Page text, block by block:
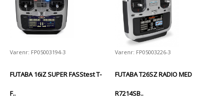
Varenr: FP05003194-3
FUTABA 16iZ SUPER FASStest T-
F..
Varenr: FP05003226-3
FUTABA T26SZ RADIO MED
R7214SB..